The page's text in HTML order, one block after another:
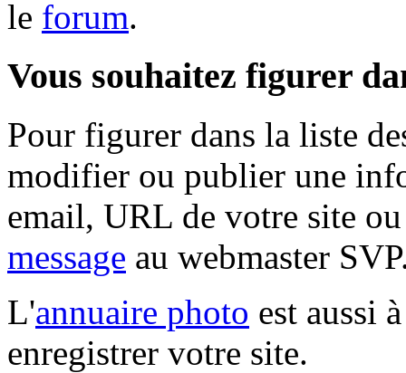
le forum.
Vous souhaitez figurer
Pour figurer dans la liste
modifier ou publier une
email, URL de votre site
message au webmaster
L'annuaire photo est aussi
enregistrer votre site.